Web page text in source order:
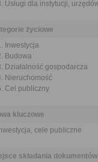
Usługi dla instytucji,
życiowe
Inwestycja
Budowa
Działalność gospodarcza
Nieruchomość
Cel publiczny
kluczowe
cele publiczne
składania dokumentów